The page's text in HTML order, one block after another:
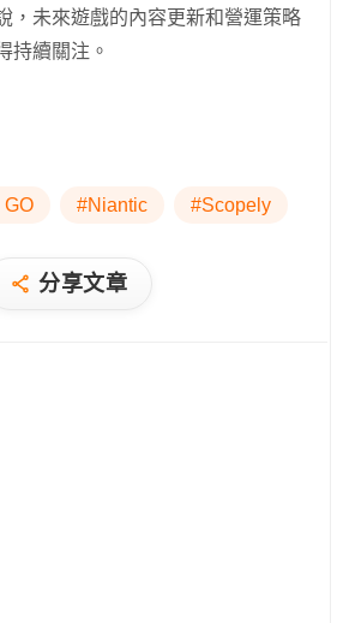
，未來遊戲的內容更新和營運策略
持續關注。
GO #Niantic #Scopely
分享文章